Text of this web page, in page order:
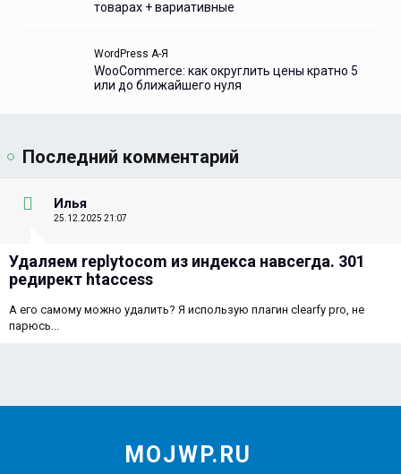
товарах + вариативные
WordPress А-Я
WooCommerce: как округлить цены кратно 5
или до ближайшего нуля
Последний комментарий
Илья
25.12.2025 21:07
Удаляем replytocom из индекса навсегда. 301
редирект htaccess
А его самому можно удалить? Я использую плагин clearfy pro, не
парюсь...
MOJWP.RU